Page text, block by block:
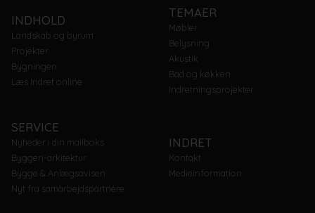
INDHOLD
Landskab og byrum
Projekter
Bygningen
Læs Indret online
TEMAER
Møbler
Belysning
Akustik
Bad og køkken
Indretningsprojekter
SERVICE
Nyheder i din mailboks
Byggeri-arkitektur
Bygge & Anlægsavisen
Nyt fra samarbejdspartnere
INDRET
Kontakt
Medieinformation